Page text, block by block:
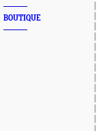
BOUTIQUE